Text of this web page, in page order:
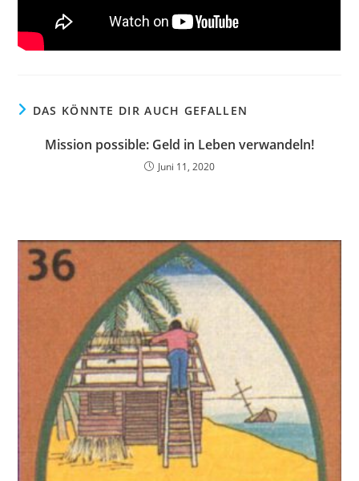
DAS KÖNNTE DIR AUCH GEFALLEN
Mission possible: Geld in Leben verwandeln!
Juni 11, 2020